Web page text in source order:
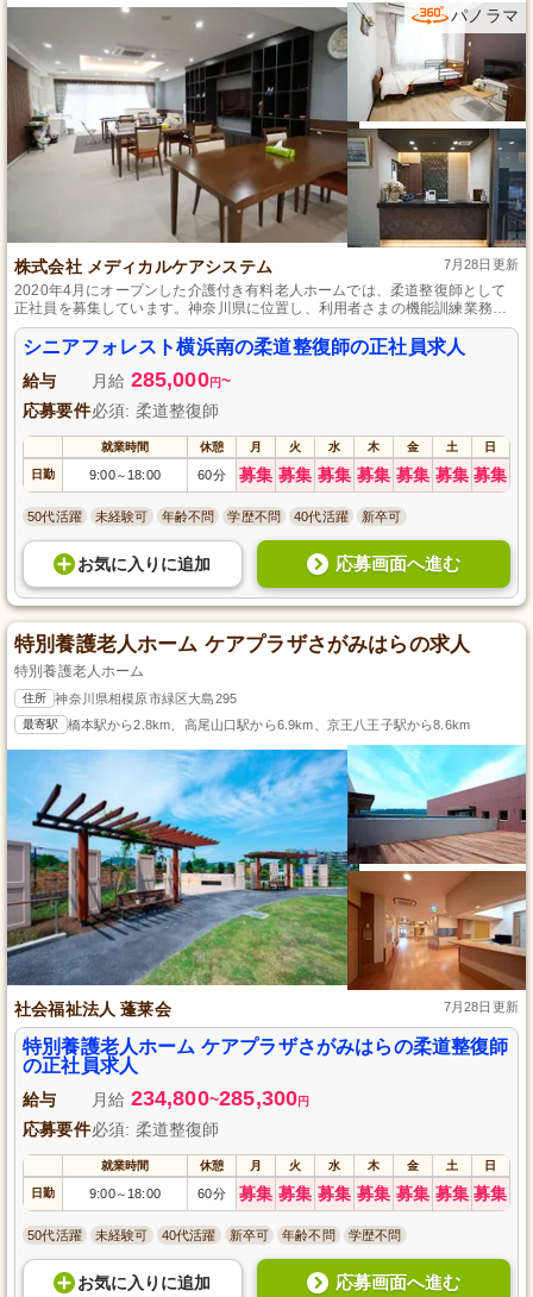
パノラマ
株式会社 メディカルケアシステム 7月28日更新
2020年4月にオープンした介護付き有料老人ホームでは、柔道整復師として
正社員を募集しています。神奈川県に位置し、利用者さまの機能訓練業務を
中心にお任せします。経験は不問で、初めての方でもベテランスタッフの丁
寧な指導のもと、安心してスタートできます。残業少なく、週休2日制でプラ
イベートも充実。
シニアフォレスト横浜南の柔道整復師の正社員求人
給与 月給 285,000円~
応募要件必須: 柔道整復師
就業時間 休憩 月 火 水 木 金 土 日
日勤 9:00～ 18:00 60分 募集 募集 募集 募集 募集 募集 募集
50代活躍 未経験可 年齢不問 学歴不問 40代活躍 新卒可
お気に入り に追加 応募画面へ進む
特別養護老人ホーム ケアプラザさがみはらの求人
特別養護老人ホーム
住所 神奈川県相模原市緑区大島295
最寄駅 橋本駅から2.8km、高尾山口駅から6.9km、京王八王子駅から8.6km
社会福祉法人 蓬莱会 7月28日更新
特別養護老人ホーム ケアプラザさがみはらの柔道整復師
の正社員求人
給与 月給 234,800~285,300円
応募要件必須: 柔道整復師
就業時間 休憩 月 火 水 木 金 土 日
日勤 9:00～ 18:00 60分 募集 募集 募集 募集 募集 募集 募集
50代活躍 未経験可 40代活躍 新卒可 年齢不問 学歴不問
お気に入り に追加 応募画面へ進む